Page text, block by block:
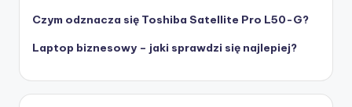
Czym odznacza się Toshiba Satellite Pro L50-G?
Laptop biznesowy – jaki sprawdzi się najlepiej?